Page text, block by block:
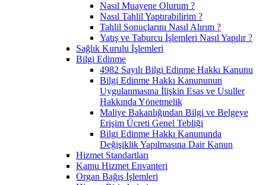
Nasıl Muayene Olurum ?​
Nasıl Tahlil Yaptırabilirim ?
Tahlil Sonuçlarını Nasıl Alırım ?
Yatış ve Taburcu İşlemleri Nasıl Yapılır ?
Sağlık Kurulu İşlemleri
Bilgi Edinme
4982 Sayılı Bilgi Edinme Hakkı Kanunu
Bilgi Edinme Hakkı Kanununun
Uygulanmasına İlişkin Esas ve Usuller
Hakkında Yönetmelik
Maliye Bakanlığından Bilgi ve Belgeye
Erişim Ücreti Genel Tebliği
Bilgi Edinme Hakkı Kanununda
Değişiklik Yapılmasına Dair Kanun
Hizmet Standartları
Kamu Hizmet Envanteri
Organ Bağış İşlemleri